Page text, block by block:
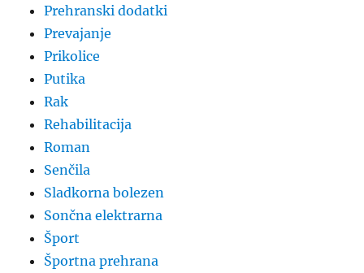
Prehranski dodatki
Prevajanje
Prikolice
Putika
Rak
Rehabilitacija
Roman
Senčila
Sladkorna bolezen
Sončna elektrarna
Šport
Športna prehrana